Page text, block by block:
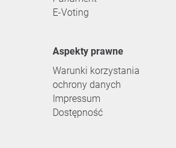
E-Voting
Aspekty prawne
Warunki korzystania
ochrony danych
Impressum
Dostępność